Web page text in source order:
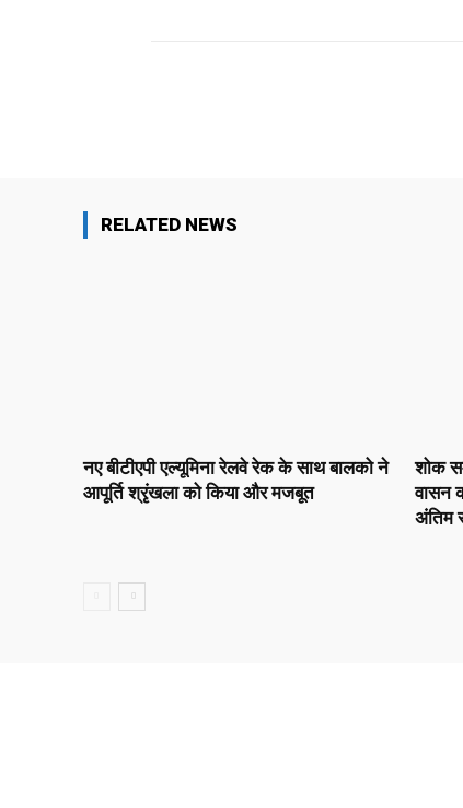
RELATED NEWS
नए बीटीएपी एल्यूमिना रेलवे रेक के साथ बालको ने
आपूर्ति श्रृंखला को किया और मजबूत
शोक
वासन
अंतिम